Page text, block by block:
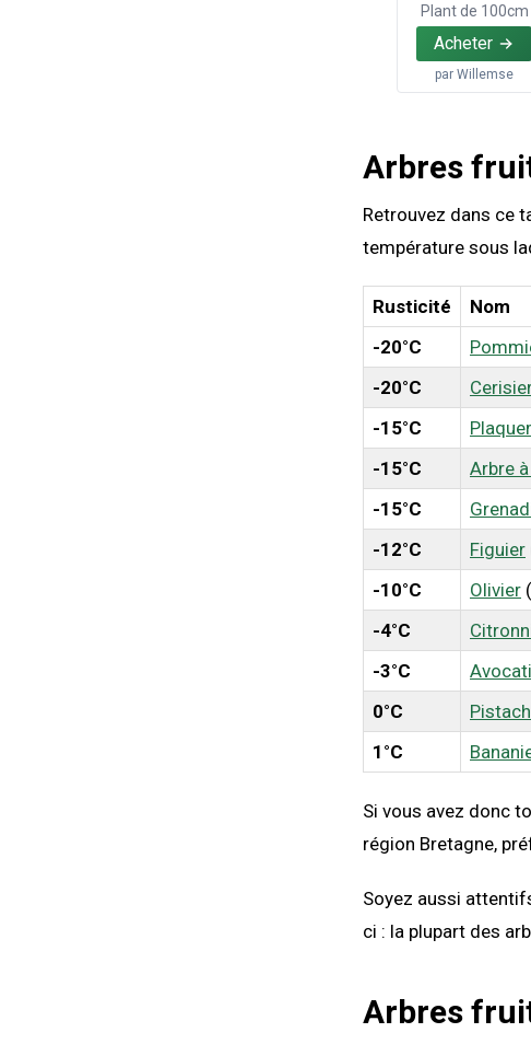
Plant de 100cm
Acheter
parWillemse
Arbres
Retrouvez dans ce
température sous
Rusticité Nom
-20°C
-20°C
-15°C
-15°C
Arbre
-15°C
-12°C
Figuier
-10°C
Olivier (
-4°C
-3°C
0°C
1°C
Si vous avez donc
région Bretagne,
Soyez aussi
ci : la plupart des
Arbres